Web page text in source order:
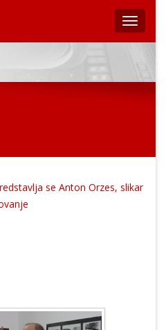
se Anton Orzes, slikar